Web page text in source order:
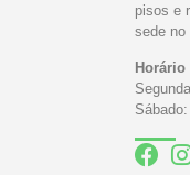
pisos e
sede no